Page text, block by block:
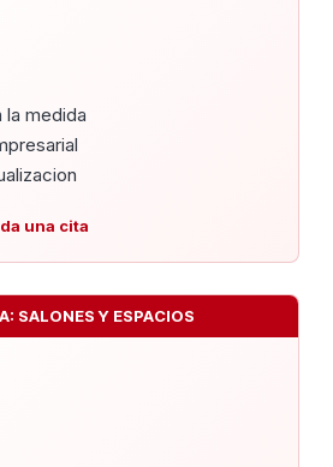
la medida
una cita
SALONES Y ESPACIOS